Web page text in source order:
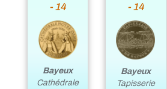
- 14
Bayeux
Cathédrale
- 14
Bayeux
Tapisserie